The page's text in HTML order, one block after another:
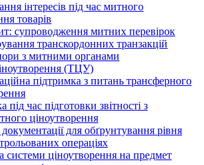
інтересів під час митного
товарів
супроводження митних перевірок
транскордонних транзакцій
з митними органами
(ТЦУ)
підтримка з питань трансферного
під час підготовки звітності з
ціноутворення
для обґрунтування рівня
операціях
системи ціноутворення на предмет